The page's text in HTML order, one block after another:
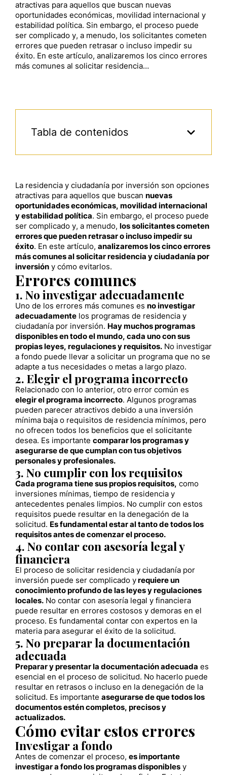
atractivas para aquellos que buscan nuevas
oportunidades económicas, movilidad internacional y
estabilidad política. Sin embargo, el proceso puede
ser complicado y, a menudo, los solicitantes cometen
errores que pueden retrasar o incluso impedir su
éxito. En este artículo, analizaremos los cinco errores
más comunes al solicitar residencia…
Tabla de contenidos
La residencia y ciudadanía por inversión son opciones
atractivas para aquellos que buscan nuevas
oportunidades económicas, movilidad internacional
y estabilidad política. Sin embargo, el proceso puede
ser complicado y, a menudo, los solicitantes cometen
errores que pueden retrasar o incluso impedir su
éxito. En este artículo, analizaremos los cinco errores
más comunes al solicitar residencia y ciudadanía por
inversión y cómo evitarlos.
Errores comunes
1. No investigar adecuadamente
Uno de los errores más comunes es no investigar
adecuadamente los programas de residencia y
ciudadanía por inversión. Hay muchos programas
disponibles en todo el mundo, cada uno con sus
propias leyes, regulaciones y requisitos. No investigar
a fondo puede llevar a solicitar un programa que no se
adapte a tus necesidades o metas a largo plazo.
2. Elegir el programa incorrecto
Relacionado con lo anterior, otro error común es
elegir el programa incorrecto. Algunos programas
pueden parecer atractivos debido a una inversión
mínima baja o requisitos de residencia mínimos, pero
no ofrecen todos los beneficios que el solicitante
desea. Es importante comparar los programas y
asegurarse de que cumplan con tus objetivos
personales y profesionales.
3. No cumplir con los requisitos
Cada programa tiene sus propios requisitos, como
inversiones mínimas, tiempo de residencia y
antecedentes penales limpios. No cumplir con estos
requisitos puede resultar en la denegación de la
solicitud. Es fundamental estar al tanto de todos los
requisitos antes de comenzar el proceso.
4. No contar con asesoría legal y
financiera
El proceso de solicitar residencia y ciudadanía por
inversión puede ser complicado yrequiere un
conocimiento profundo de las leyes y regulaciones
locales. No contar con asesoría legal y financiera
puede resultar en errores costosos y demoras en el
proceso. Es fundamental contar con expertos en la
materia para asegurar el éxito de la solicitud.
5. No preparar la documentación
adecuada
Preparar y presentar la documentación adecuada es
esencial en el proceso de solicitud. No hacerlo puede
resultar en retrasos o incluso en la denegación de la
solicitud. Es importante asegurarse de que todos los
documentos estén completos, precisos y
actualizados.
Cómo evitar estos errores
Investigar a fondo
Antes de comenzar el proceso, es importante
investigar a fondo los programas disponibles y